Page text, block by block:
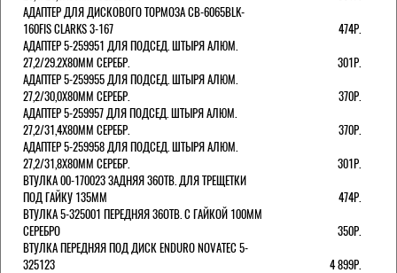
АДАПТЕР ДЛЯ ДИСКОВОГО ТОРМОЗА CB-6065BLK-
160FIS CLARKS 3-167
474Р.
АДАПТЕР 5-259951 ДЛЯ ПОДСЕД. ШТЫРЯ АЛЮМ.
27,2/29.2Х80ММ СЕРЕБР.
301Р.
АДАПТЕР 5-259955 ДЛЯ ПОДСЕД. ШТЫРЯ АЛЮМ.
27,2/30,0Х80ММ СЕРЕБР.
370Р.
АДАПТЕР 5-259957 ДЛЯ ПОДСЕД. ШТЫРЯ АЛЮМ.
27,2/31,4Х80ММ СЕРЕБР.
370Р.
АДАПТЕР 5-259958 ДЛЯ ПОДСЕД. ШТЫРЯ АЛЮМ.
27,2/31,8Х80ММ СЕРЕБР.
301Р.
ВТУЛКА 00-170023 ЗАДНЯЯ 36ОТВ. ДЛЯ ТРЕЩЕТКИ
ПОД ГАЙКУ 135ММ
474Р.
ВТУЛКА 5-325001 ПЕРЕДНЯЯ 36ОТВ. С ГАЙКОЙ 100ММ
СЕРЕБРО
350Р.
ВТУЛКА ПЕРЕДНЯЯ ПОД ДИСК ENDURO NOVATEC 5-
325123
4 899Р.